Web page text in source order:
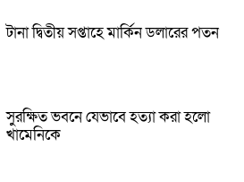
টানা দ্বিতীয় সপ্তাহে মার্কিন ডলারের পতন
সুরক্ষিত ভবনে যেভাবে হত্যা করা হলো
খামেনিকে